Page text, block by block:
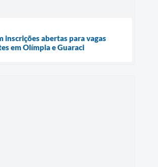
inscrições abertas para vagas
em Olímpia e Guaraci